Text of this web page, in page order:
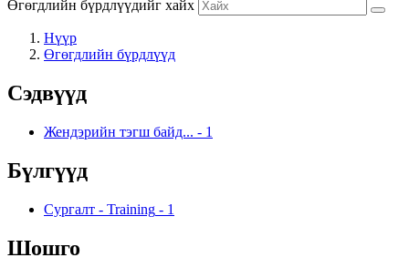
Өгөгдлийн бүрдлүүдийг хайх
Нүүр
Өгөгдлийн бүрдлүүд
Сэдвүүд
Жендэрийн тэгш байд... - 1
Бүлгүүд
Сургалт - Training - 1
Шошго